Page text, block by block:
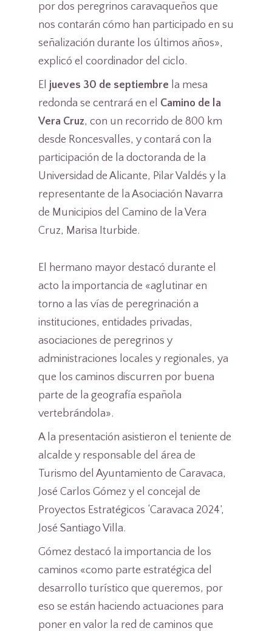
por dos peregrinos caravaqueños que
nos contarán cómo han participado en su
señalización durante los últimos años»,
explicó el coordinador del ciclo.
El jueves 30 de septiembre la mesa
redonda se centrará en el Camino de la
Vera Cruz, con un recorrido de 800 km
desde Roncesvalles, y contará con la
participación de la doctoranda de la
Universidad de Alicante, Pilar Valdés y la
representante de la Asociación Navarra
de Municipios del Camino de la Vera
Cruz, Marisa Iturbide.
El hermano mayor destacó durante el
acto la importancia de «aglutinar en
torno a las vías de peregrinación a
instituciones, entidades privadas,
asociaciones de peregrinos y
administraciones locales y regionales, ya
que los caminos discurren por buena
parte de la geografía española
vertebrándola».
A la presentación asistieron el teniente de
alcalde y responsable del área de
Turismo del Ayuntamiento de Caravaca,
José Carlos Gómez y el concejal de
Proyectos Estratégicos ‘Caravaca 2024’,
José Santiago Villa.
Gómez destacó la importancia de los
caminos «como parte estratégica del
desarrollo turístico que queremos, por
eso se están haciendo actuaciones para
poner en valor la red de caminos que